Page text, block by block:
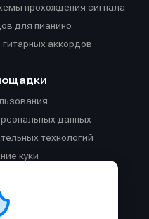
прохождения сигнала
для пианино
аккордов
данных
технологий
куки
Телеграм-чате